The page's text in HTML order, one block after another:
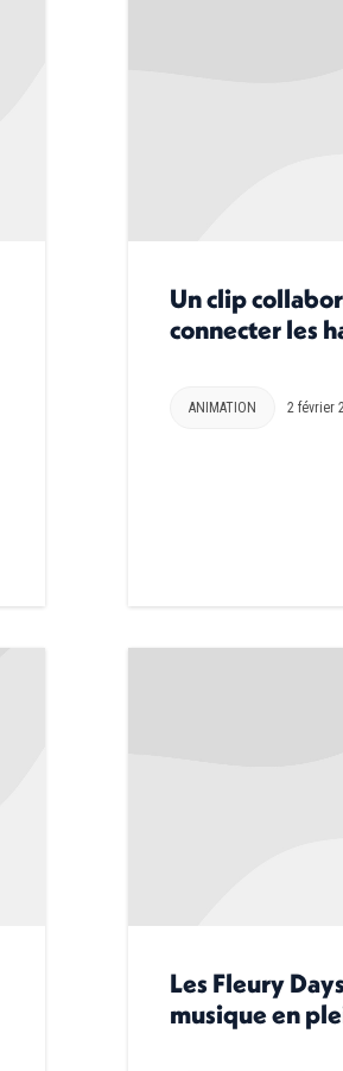
Un clip
connecter les
ANIMATION 2 février
Les Fleury
musique en